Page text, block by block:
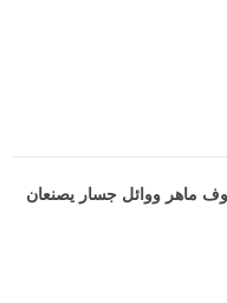
ماهر ووائل جسار يصنعان